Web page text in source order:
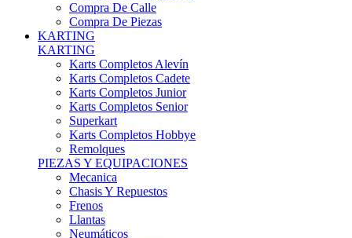
KARTING
KARTING
Karts Completos Alevín
Karts Completos Cadete
Karts Completos Junior
Karts Completos Senior
Superkart
Karts Completos Hobbye
Remolques
PIEZAS Y EQUIPACIONES
Mecanica
Chasis Y Repuestos
Frenos
Llantas
Neumáticos
Equipación Adultos